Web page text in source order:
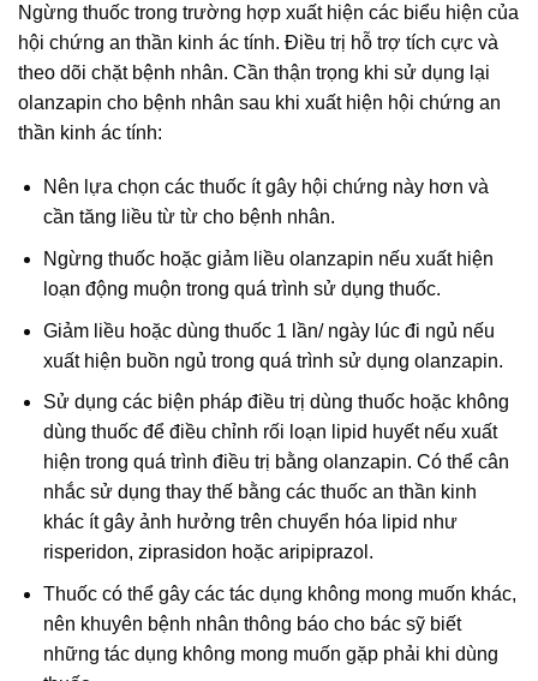
Ngừng thuốc trong trường hợp xuất hiện các biểu hiện của
hội chứng an thần kinh ác tính. Điều trị hỗ trợ tích cực và
theo dõi chặt bệnh nhân. Cần thận trọng khi sử dụng lại
olanzapin cho bệnh nhân sau khi xuất hiện hội chứng an
thần kinh ác tính:
Nên lựa chọn các thuốc ít gây hội chứng này hơn và
cần tăng liều từ từ cho bệnh nhân.
Ngừng thuốc hoặc giảm liều olanzapin nếu xuất hiện
loạn động muộn trong quá trình sử dụng thuốc.
Giảm liều hoặc dùng thuốc 1 lần/ ngày lúc đi ngủ nếu
xuất hiện buồn ngủ trong quá trình sử dụng olanzapin.
Sử dụng các biện pháp điều trị dùng thuốc hoặc không
dùng thuốc để điều chỉnh rối loạn lipid huyết nếu xuất
hiện trong quá trình điều trị bằng olanzapin. Có thể cân
nhắc sử dụng thay thế bằng các thuốc an thần kinh
khác ít gây ảnh hưởng trên chuyển hóa lipid như
risperidon, ziprasidon hoặc aripiprazol.
Thuốc có thể gây các tác dụng không mong muốn khác,
nên khuyên bệnh nhân thông báo cho bác sỹ biết
những tác dụng không mong muốn gặp phải khi dùng